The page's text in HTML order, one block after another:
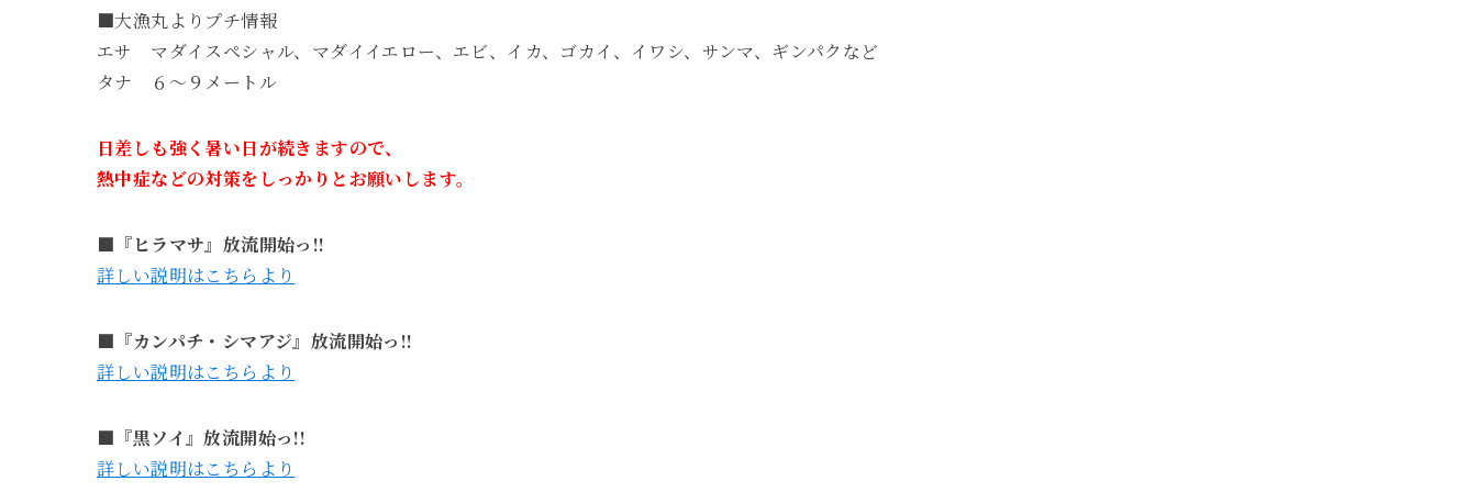
■大漁丸よりプチ情報
エサ マダイスペシャル、マダイイエロー、エビ、イカ、ゴカイ、イワシ、サンマ、ギンパクなど
タナ ６～９メートル
日差しも強く暑い日が続きますので、
熱中症などの対策をしっかりとお願いします。
■『ヒラマサ』放流開始っ!!
詳しい説明はこちらより
■『カンパチ・シマアジ』放流開始っ!!
詳しい説明はこちらより
■『黒ソイ』放流開始っ!!
詳しい説明はこちらより